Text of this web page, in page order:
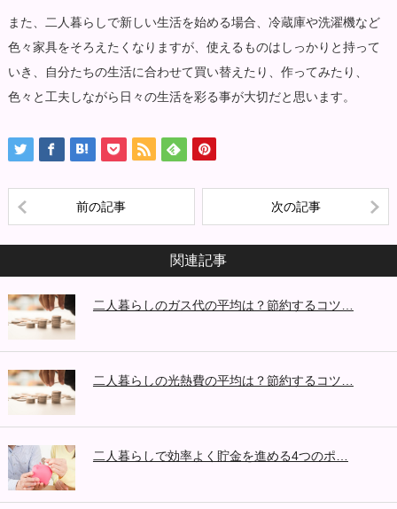
また、二人暮らしで新しい生活を始める場合、冷蔵庫や洗濯機など
色々家具をそろえたくなりますが、使えるものはしっかりと持って
いき、自分たちの生活に合わせて買い替えたり、作ってみたり、
色々と工夫しながら日々の生活を彩る事が大切だと思います。
前の記事 次の記事
関連記事
二人暮らしのガス代の平均は？節約するコツ…
二人暮らしの光熱費の平均は？節約するコツ…
二人暮らしで効率よく貯金を進める4つのポ…